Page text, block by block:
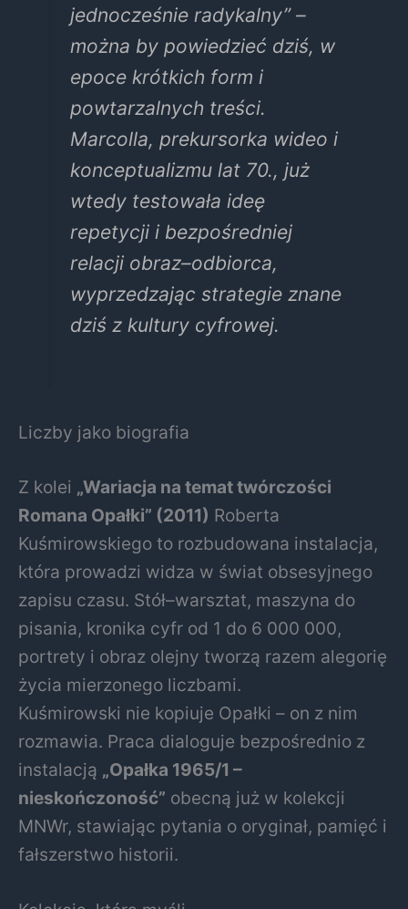
jednocześnie radykalny” –
można by powiedzieć dziś, w
epoce krótkich form i
powtarzalnych treści.
Marcolla, prekursorka wideo i
konceptualizmu lat 70., już
wtedy testowała ideę
repetycji i bezpośredniej
relacji obraz–odbiorca,
wyprzedzając strategie znane
dziś z kultury cyfrowej.
Liczby jako biografia
Z kolei „Wariacja na temat twórczości
Romana Opałki” (2011) Roberta
Kuśmirowskiego to rozbudowana instalacja,
która prowadzi widza w świat obsesyjnego
zapisu czasu. Stół–warsztat, maszyna do
pisania, kronika cyfr od 1 do 6 000 000,
portrety i obraz olejny tworzą razem alegorię
życia mierzonego liczbami.
Kuśmirowski nie kopiuje Opałki – on z nim
rozmawia. Praca dialoguje bezpośrednio z
instalacją „Opałka 1965/1 –
nieskończoność” obecną już w kolekcji
MNWr, stawiając pytania o oryginał, pamięć i
fałszerstwo historii.